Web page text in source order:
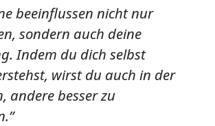
beeinflussen nicht nur
sondern auch deine
Indem du dich selbst
wirst du auch in der
andere besser zu